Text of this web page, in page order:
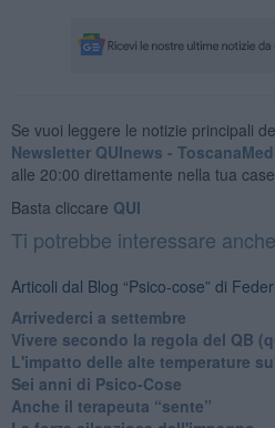
Se vuoi leggere le notizie principali
Newsletter QUInews -
alle 20:00 direttamente nella tua
Basta cliccare QUI
Ti potrebbe interessare
Articoli dal Blog “Psico-cose” di
​Arrivederci a settembre
​Vivere secondo la regola del QB
​L'impatto delle alte temperature
Sei anni di Psico-Cose
​Anche il terapeuta “sente”